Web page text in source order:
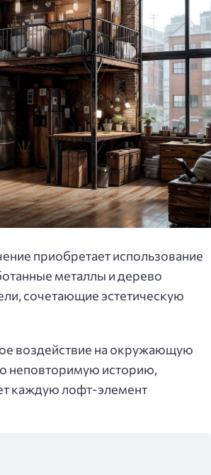
приобретает использование
металлы и дерево
сочетающие эстетическую
воздействие на окружающую
неповторимую историю,
каждую лофт-элемент